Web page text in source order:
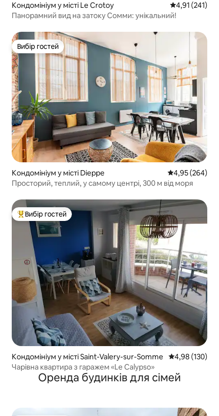
Кондомініум у місті Le Crotoy Середня
4,91 (241)
Панорамний вид на затоку Сомми: унікальний!
Вибір гостей
Вибір гостей
Кондомініум у місті Dieppe Середня
4,95 (264)
Просторий, теплий, у самому центрі, 300 м від моря
Топ вибір гостей
Вибір гостей
Кондомініум у місті Saint-Valery-sur-Somme Середня
4,98 (130)
Чарівна квартира з гаражем «Le Calypso»
Оренда будинків для сімей